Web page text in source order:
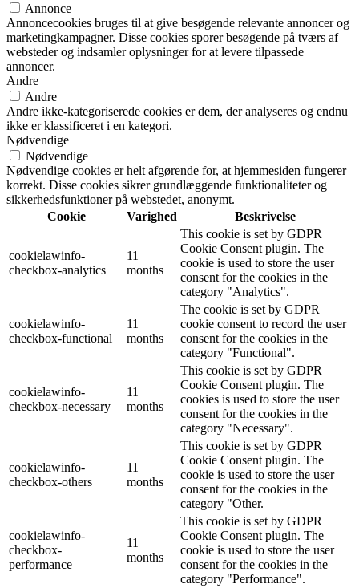
Annonce
Annoncecookies bruges til at give besøgende relevante annoncer og
marketingkampagner. Disse cookies sporer besøgende på tværs af
websteder og indsamler oplysninger for at levere tilpassede
annoncer.
Andre
Andre
Andre ikke-kategoriserede cookies er dem, der analyseres og endnu
ikke er klassificeret i en kategori.
Nødvendige
Nødvendige
Nødvendige cookies er helt afgørende for, at hjemmesiden fungerer
korrekt. Disse cookies sikrer grundlæggende funktionaliteter og
sikkerhedsfunktioner på webstedet, anonymt.
Cookie
Varighed Beskrivelse
cookielawinfo-
checkbox-analytics
11
months
This cookie is set by GDPR
Cookie Consent plugin. The
cookie is used to store the user
consent for the cookies in the
category "Analytics".
cookielawinfo-
checkbox-functional
11
months
The cookie is set by GDPR
cookie consent to record the user
consent for the cookies in the
category "Functional".
cookielawinfo-
checkbox-necessary
11
months
This cookie is set by GDPR
Cookie Consent plugin. The
cookies is used to store the user
consent for the cookies in the
category "Necessary".
cookielawinfo-
checkbox-others
11
months
This cookie is set by GDPR
Cookie Consent plugin. The
cookie is used to store the user
consent for the cookies in the
category "Other.
cookielawinfo-
checkbox-
performance
11
months
This cookie is set by GDPR
Cookie Consent plugin. The
cookie is used to store the user
consent for the cookies in the
category "Performance".